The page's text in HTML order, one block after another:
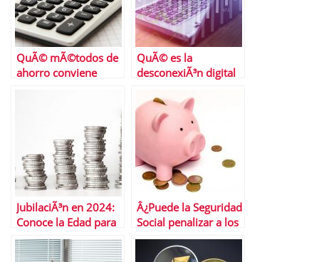
QuÃ© mÃ©todos de
ahorro conviene
QuÃ© es la
desconexiÃ³n digital
empleo
JubilaciÃ³n en 2024:
Conoce la Edad para
Cobrar el 100% de la
PensiÃ³n
Â¿Puede la Seguridad
Social penalizar a los
pensionistas?